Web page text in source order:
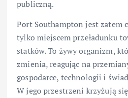
publiczną.
Port Southampton jest zatem
tylko miejscem przeładunku
statków. To żywy organizm,
zmienia, reagując na
gospodarce, technologii i
W jego przestrzeni krzyżują